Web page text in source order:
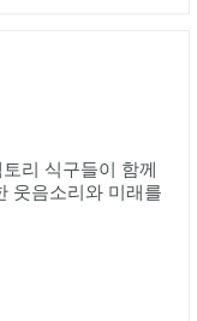
리 식구들이 함께
웃음소리와 미래를